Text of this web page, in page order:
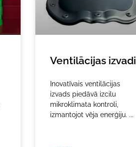
Ventilācijas izvadi
Inovatīvais ventilācijas
izvads piedāvā izcilu
mikroklimata kontroli,
izmantojot vēja enerģiju.